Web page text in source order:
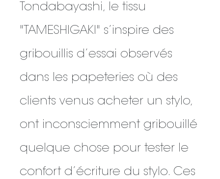
Tondabayashi, le tissu
"TAMESHIGAKI" s’inspire des
gribouillis d’essai observés
dans les papeteries où des
clients venus acheter un stylo,
ont inconsciemment gribouillé
quelque chose pour tester le
confort d’écriture du stylo. Ces